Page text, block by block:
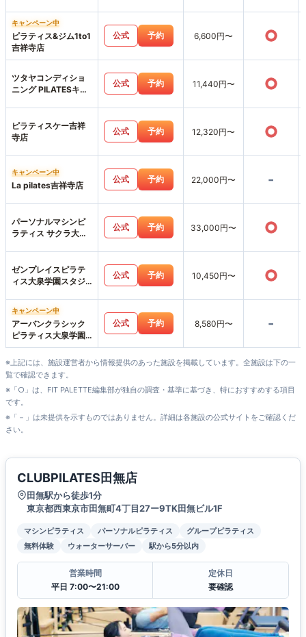
キャンペーン中
ピラティス&ジム1to1
吉祥寺店
公式 予約 6,600円〜 ○
ツタヤコンディショ
ニング PILATESキラ
公式 予約 11,440円〜 ○
ピラティスケー吉祥
寺店
公式 予約 12,320円〜 ○
キャンペーン中
La pilates吉祥寺店
公式 予約 22,000円〜 -
パーソナルマシンピ
ラティス サクラ大泉
公式 予約 33,000円〜 ○
ゼンプレイスピラテ
ィス大泉学園スタジ
公式 予約 10,450円〜 ○
キャンペーン中
アーバンクラシック
ピラティス大泉学園
店
公式 予約 8,580円〜 -
※上記には、施設運営者から情報提供のあった施設を掲載しています。全施設は下の一
覧で確認できます。
※「○」は、FIT PALETTE編集部が独自の調査・基準に基づき、特におすすめする項目
です。
※「－」は未提供を示すものではありません。詳細は各施設の公式サイトをご確認くだ
さい。
CLUBPILATES田無店
田無駅から徒歩1分
東京都西東京市田無町4丁目27ー9TK田無ビル1F
マシンピラティス パーソナルピラティス
グループピラティス
無料体験
ウォーターサーバー 駅から5分以内
営業時間
平日 7:00〜21:00
定休日
要確認